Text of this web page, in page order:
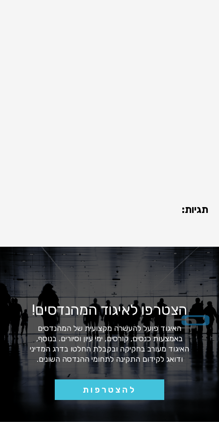
תגיות:
הצטרפו לאיגוד המהנדסים!
האיגוד פועל להעשרה מקצועית של המהנדסים
באמצעות כנסים, קורסים, ימי עיון וסיורים. בנוסף,
האיגוד מעורב בחקיקה ובקבלת החלטו בדרג המדיני
ודואג לקידום התקינה לתחומי ההנדסה השונים.
להצטרפות